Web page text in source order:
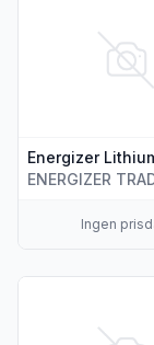
Ingen